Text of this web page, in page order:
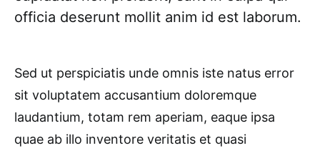
officia deserunt mollit anim id est laborum.
Sed ut perspiciatis unde omnis iste natus error
sit voluptatem accusantium doloremque
laudantium, totam rem aperiam, eaque ipsa
quae ab illo inventore veritatis et quasi